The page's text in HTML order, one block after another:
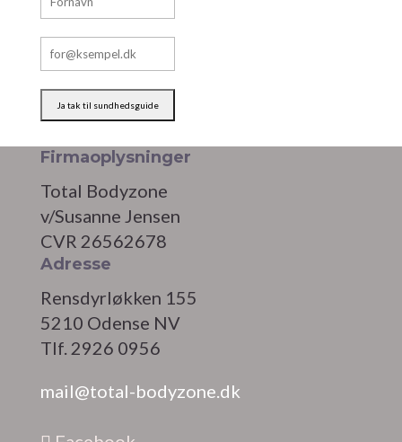
Firmaoplysninger
Total Bodyzone
v/Susanne Jensen
CVR 26562678
Adresse
Rensdyrløkken 155
5210 Odense NV
Tlf. 2926 0956
mail@total-bodyzone.dk